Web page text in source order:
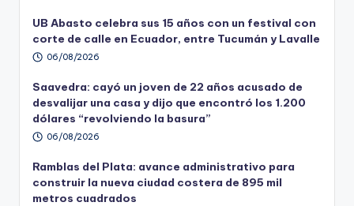
UB Abasto celebra sus 15 años con un festival con
corte de calle en Ecuador, entre Tucumán y Lavalle
06/08/2026
Saavedra: cayó un joven de 22 años acusado de
desvalijar una casa y dijo que encontró los 1.200
dólares “revolviendo la basura”
06/08/2026
Ramblas del Plata: avance administrativo para
construir la nueva ciudad costera de 895 mil
metros cuadrados